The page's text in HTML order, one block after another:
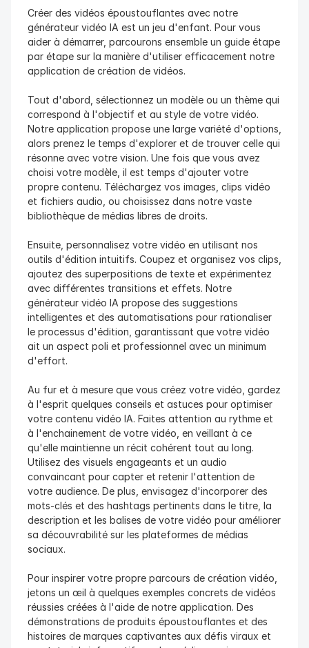
Créer des vidéos époustouflantes avec notre
générateur vidéo IA est un jeu d'enfant. Pour vous
aider à démarrer, parcourons ensemble un guide étape
par étape sur la manière d'utiliser efficacement notre
application de création de vidéos.
Tout d'abord, sélectionnez un modèle ou un thème qui
correspond à l'objectif et au style de votre vidéo.
Notre application propose une large variété d'options,
alors prenez le temps d'explorer et de trouver celle qui
résonne avec votre vision. Une fois que vous avez
choisi votre modèle, il est temps d'ajouter votre
propre contenu. Téléchargez vos images, clips vidéo
et fichiers audio, ou choisissez dans notre vaste
bibliothèque de médias libres de droits.
Ensuite, personnalisez votre vidéo en utilisant nos
outils d'édition intuitifs. Coupez et organisez vos clips,
ajoutez des superpositions de texte et expérimentez
avec différentes transitions et effets. Notre
générateur vidéo IA propose des suggestions
intelligentes et des automatisations pour rationaliser
le processus d'édition, garantissant que votre vidéo
ait un aspect poli et professionnel avec un minimum
d'effort.
Au fur et à mesure que vous créez votre vidéo, gardez
à l'esprit quelques conseils et astuces pour optimiser
votre contenu vidéo IA. Faites attention au rythme et
à l'enchainement de votre vidéo, en veillant à ce
qu'elle maintienne un récit cohérent tout au long.
Utilisez des visuels engageants et un audio
convaincant pour capter et retenir l'attention de
votre audience. De plus, envisagez d'incorporer des
mots-clés et des hashtags pertinents dans le titre, la
description et les balises de votre vidéo pour améliorer
sa découvrabilité sur les plateformes de médias
sociaux.
Pour inspirer votre propre parcours de création vidéo,
jetons un œil à quelques exemples concrets de vidéos
réussies créées à l'aide de notre application. Des
démonstrations de produits époustouflantes et des
histoires de marques captivantes aux défis viraux et